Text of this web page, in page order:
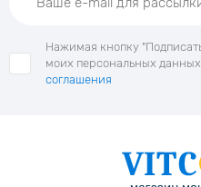
Нажимая кнопку
моих персональных данных
соглашения